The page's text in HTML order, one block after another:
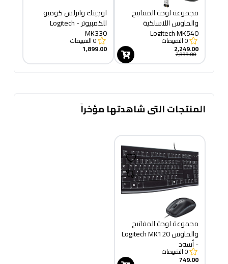
مجموعة لوحة المفاتيح
والماوس اللاسلكية
Logitech MK540
ADVANCED
0التقييمات
2,249.00
2,999.00
لوجيتك وايرلس كومبو
للكمبيوتر - Logitech
MK330
0التقييمات
1,899.00
المنتجات التى شاهدتها مؤخراً
مجموعة لوحة المفاتيح
والماوس Logitech MK120
- أسود
0التقييمات
749.00